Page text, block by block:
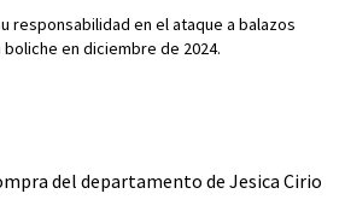
responsabilidad en el ataque a balazos
en diciembre de 2024.